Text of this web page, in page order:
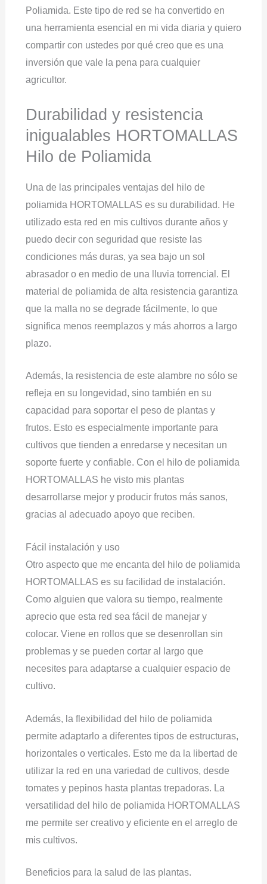
Poliamida. Este tipo de red se ha convertido en
una herramienta esencial en mi vida diaria y quiero
compartir con ustedes por qué creo que es una
inversión que vale la pena para cualquier
agricultor.
Durabilidad y resistencia
inigualables HORTOMALLAS
Hilo de Poliamida
Una de las principales ventajas del hilo de
poliamida HORTOMALLAS es su durabilidad. He
utilizado esta red en mis cultivos durante años y
puedo decir con seguridad que resiste las
condiciones más duras, ya sea bajo un sol
abrasador o en medio de una lluvia torrencial. El
material de poliamida de alta resistencia garantiza
que la malla no se degrade fácilmente, lo que
significa menos reemplazos y más ahorros a largo
plazo.
Además, la resistencia de este alambre no sólo se
refleja en su longevidad, sino también en su
capacidad para soportar el peso de plantas y
frutos. Esto es especialmente importante para
cultivos que tienden a enredarse y necesitan un
soporte fuerte y confiable. Con el hilo de poliamida
HORTOMALLAS he visto mis plantas
desarrollarse mejor y producir frutos más sanos,
gracias al adecuado apoyo que reciben.
Fácil instalación y uso
Otro aspecto que me encanta del hilo de poliamida
HORTOMALLAS es su facilidad de instalación.
Como alguien que valora su tiempo, realmente
aprecio que esta red sea fácil de manejar y
colocar. Viene en rollos que se desenrollan sin
problemas y se pueden cortar al largo que
necesites para adaptarse a cualquier espacio de
cultivo.
Además, la flexibilidad del hilo de poliamida
permite adaptarlo a diferentes tipos de estructuras,
horizontales o verticales. Esto me da la libertad de
utilizar la red en una variedad de cultivos, desde
tomates y pepinos hasta plantas trepadoras. La
versatilidad del hilo de poliamida HORTOMALLAS
me permite ser creativo y eficiente en el arreglo de
mis cultivos.
Beneficios para la salud de las plantas.